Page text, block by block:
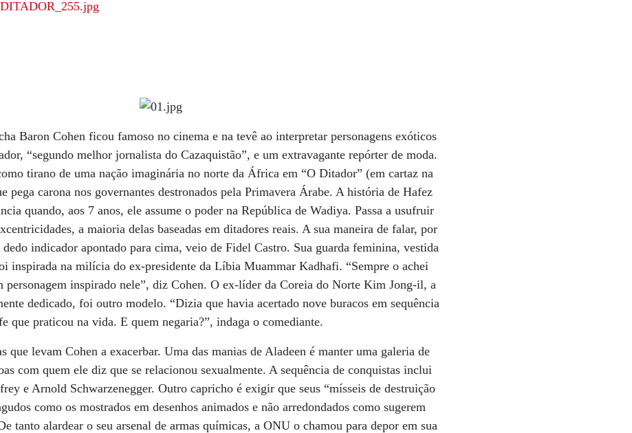
Baron Cohen ficou famoso no cinema e na tevê ao interpretar personagens exóticos
“segundo melhor jornalista do Cazaquistão”, e um extravagante repórter de moda.
tirano de uma nação imaginária no norte da África em “O Ditador” (em cartaz na
pega carona nos governantes destronados pela Primavera Árabe. A história de Hafez
quando, aos 7 anos, ele assume o poder na República de Wadiya. Passa a usufruir
a maioria delas baseadas em ditadores reais. A sua maneira de falar, por
indicador apontado para cima, veio de Fidel Castro. Sua guarda feminina, vestida
inspirada na milícia do ex-presidente da Líbia Muammar Kadhafi. “Sempre o achei
personagem inspirado nele”, diz Cohen. O ex-líder da Coreia do Norte Kim Jong-il, a
dedicado, foi outro modelo. “Dizia que havia acertado nove buracos em sequência
que praticou na vida. E quem negaria?”, indaga o comediante.
que levam Cohen a exacerbar. Uma das manias de Aladeen é manter uma galeria de
com quem ele diz que se relacionou sexualmente. A sequência de conquistas inclui
e Arnold Schwarzenegger. Outro capricho é exigir que seus “mísseis de destruição
como os mostrados em desenhos animados e não arredondados como sugerem
tanto alardear o seu arsenal de armas químicas, a ONU o chamou para depor em sua